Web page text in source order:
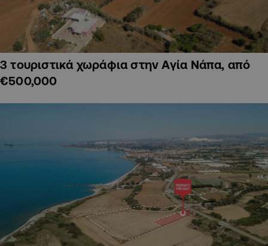
3 τουριστικά χωράφια στην Αγία Νάπα, από
€500,000